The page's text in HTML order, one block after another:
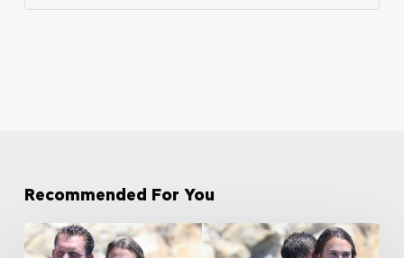
Recommended For You